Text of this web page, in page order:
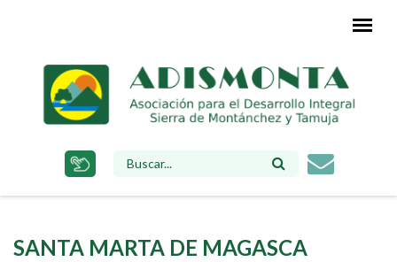
principal
BÚSQUEDA
SANTA MARTA DE MAGASCA